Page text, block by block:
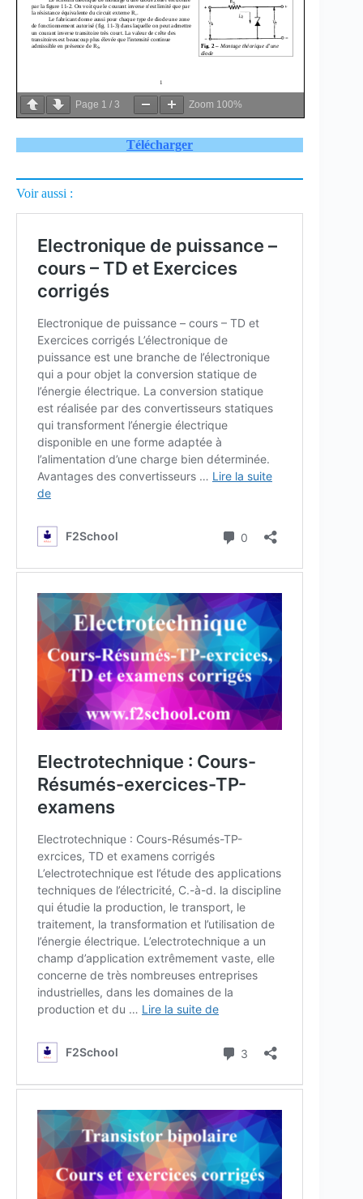
Page 1 / 3 Zoom 100%
Télécharger
Voir aussi :